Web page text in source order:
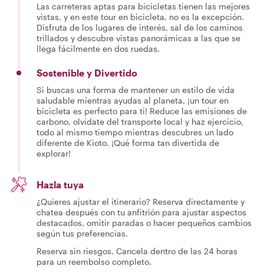
Las carreteras aptas para bicicletas tienen las mejores
vistas, y en este tour en bicicleta, no es la excepción.
Disfruta de los lugares de interés, sal de los caminos
trillados y descubre vistas panorámicas a las que se
llega fácilmente en dos ruedas.
Sostenible y Divertido
Si buscas una forma de mantener un estilo de vida
saludable mientras ayudas al planeta, ¡un tour en
bicicleta es perfecto para ti! Reduce las emisiones de
carbono, olvídate del transporte local y haz ejercicio,
todo al mismo tiempo mientras descubres un lado
diferente de Kioto. ¡Qué forma tan divertida de
explorar!
Hazla tuya
¿Quieres ajustar el itinerario? Reserva directamente y
chatea después con tu anfitrión para ajustar aspectos
destacados, omitir paradas o hacer pequeños cambios
según tus preferencias.
Reserva sin riesgos. Cancela dentro de las 24 horas
para un reembolso completo.